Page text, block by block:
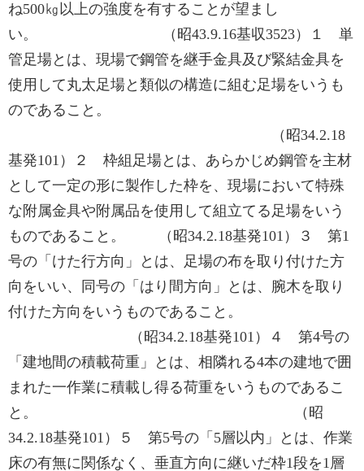
ね500㎏以上の強度を有することが望まし
い。 （昭43.9.16基収3523）１ 単
管足場とは、現場で鋼管を継手金具及び緊結金具を
使用して丸太足場と類似の構造に組む足場をいうも
のであること。
（昭34.2.18
基発101）２ 枠組足場とは、あらかじめ鋼管を主材
として一定の形に製作した枠を、現場において特殊
な附属金具や附属品を使用して組立てる足場をいう
ものであること。 （昭34.2.18基発101）３ 第1
号の「けた行方向」とは、足場の布を取り付けた方
向をいい、同号の「はり間方向」とは、腕木を取り
付けた方向をいうものであること。
（昭34.2.18基発101）４ 第4号の
「建地間の積載荷重」とは、相隣れる4本の建地で囲
まれた一作業に積載し得る荷重をいうものであるこ
と。 （昭
34.2.18基発101）５ 第5号の「5層以内」とは、作業
床の有無に関係なく、垂直方向に継いだ枠1段を1層